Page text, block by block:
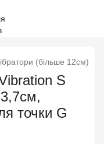
(більше 12см)
S
точки G